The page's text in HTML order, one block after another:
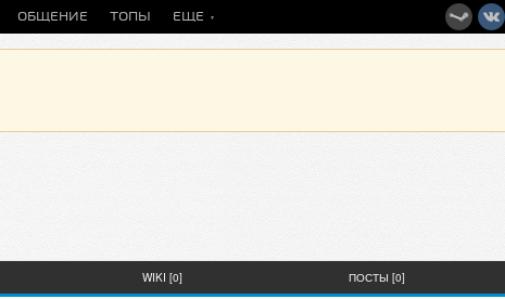
ОБЩЕНИЕ ТОПЫ ЕЩЕ
WIKI [0] ПОСТЫ [0]